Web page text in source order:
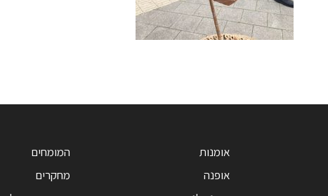
אומנות
אופנה
המומחים
מחקרים